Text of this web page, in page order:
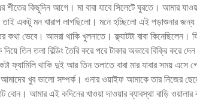
কিছুদিন আগে। মা বাবা যাবে সিলেটে ঘুরতে। আমার
তাই একটু মন খারাপ লাগছিলো। মনে হচ্ছিলো এই পড়াশুনার
কথা ভেবে। আমরা থাকি খুলনাতে। ফ্ল্যাটটা বাবা কিনেছিলেন।
দিয়ে তিন তলা বিল্ডিং তৈরি করে পরে টাকার অভাবে বিক্রি
ফ্যামিলি থাকি দুই আর তিন তলাতে বাবা মার যাবার সময়
আমাদের খুব ভালো সম্পর্ক। ওনার ওয়াইফ আমাকে তার নিজের
আমার এই কদিনের খাওয়া দাওয়ার ব্যাবস্থা বাড়ি ওয়ালার